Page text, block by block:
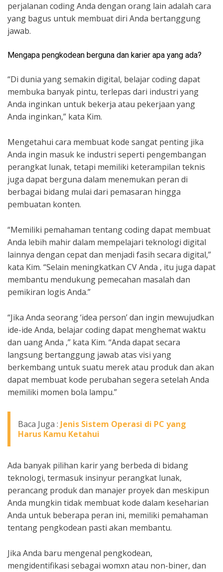
perjalanan coding Anda dengan orang lain adalah cara
yang bagus untuk membuat diri Anda bertanggung
jawab.
Mengapa pengkodean berguna dan karier apa yang ada?
“Di dunia yang semakin digital, belajar coding dapat
membuka banyak pintu, terlepas dari industri yang
Anda inginkan untuk bekerja atau pekerjaan yang
Anda inginkan,” kata Kim.
Mengetahui cara membuat kode sangat penting jika
Anda ingin masuk ke industri seperti pengembangan
perangkat lunak, tetapi memiliki keterampilan teknis
juga dapat berguna dalam menemukan peran di
berbagai bidang mulai dari pemasaran hingga
pembuatan konten.
“Memiliki pemahaman tentang coding dapat membuat
Anda lebih mahir dalam mempelajari teknologi digital
lainnya dengan cepat dan menjadi fasih secara digital,”
kata Kim. “Selain meningkatkan CV Anda , itu juga dapat
membantu mendukung pemecahan masalah dan
pemikiran logis Anda.”
“Jika Anda seorang ‘idea person’ dan ingin mewujudkan
ide-ide Anda, belajar coding dapat menghemat waktu
dan uang Anda ,” kata Kim. “Anda dapat secara
langsung bertanggung jawab atas visi yang
berkembang untuk suatu merek atau produk dan akan
dapat membuat kode perubahan segera setelah Anda
memiliki momen bola lampu.”
Baca Juga : Jenis Sistem Operasi di PC yang
Harus Kamu Ketahui
Ada banyak pilihan karir yang berbeda di bidang
teknologi, termasuk insinyur perangkat lunak,
perancang produk dan manajer proyek dan meskipun
Anda mungkin tidak membuat kode dalam keseharian
Anda untuk beberapa peran ini, memiliki pemahaman
tentang pengkodean pasti akan membantu.
Jika Anda baru mengenal pengkodean,
mengidentifikasi sebagai womxn atau non-biner, dan